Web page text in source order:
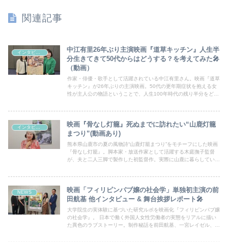
関連記事
中江有里26年ぶり主演映画『道草キッチン』人生半
分生きてきて50代からはどうする？を考えてみた🎤
（動画）
作家・俳優・歌手として活躍されている中江有里さん。映画『道草
キッチン』が26年ぶりの主演映画。50代の更年期症状を抱える女
性が主人公の物語ということで、人生100年時代の残り半分をどう
映画『骨なし灯籠』死ぬまでに訪れたい“山鹿灯籠
まつり”(動画あり)
熊本県山鹿市の夏の風物詩“山鹿灯籠まつり”をモチーフにした映画
『骨なし灯籠』。脚本家・放送作家として活躍する木庭撫子監督
が、夫と二人三脚で製作した初監督作。実際に山鹿に暮らしている
NEWS
映画「フィリピンパブ嬢の社会学」単独初主演の前
田航基 他インタビュー & 舞台挨拶レポート🎤
大学院生の実体験に基づいた研究ルポを映画化『フィリピンパブ嬢
の社会学』。 日本で働く外国人女性労働者の実態をリアルに描い
た異色のラブストーリー。制作秘話を前田航基、一宮レイゼル、ス